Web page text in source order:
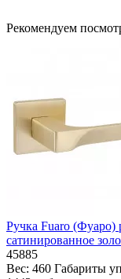
Рекомендуем
Ручка Fuaro (Фуаро)
сатинированное
45885
Вес: 460 Габариты